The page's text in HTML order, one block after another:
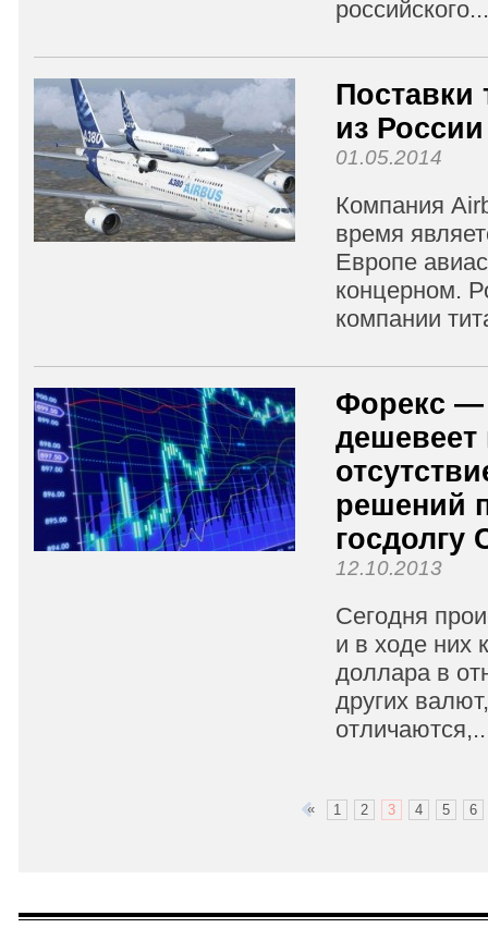
российского...
Поставки
из
01.05.2014
Компания
время
Европе
концерном.
компании
Форекс —
дешевеет
решений
12.10.2013
Сегодня
и в ходе них
доллара в
других
« 1 2 3 4 5 6